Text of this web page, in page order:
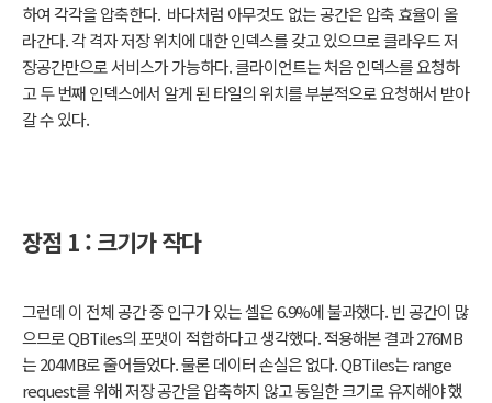
하여 각각을 압축한다. 바다처럼 아무것도 없는 공간은 압축 효율이 올
라간다. 각 격자 저장 위치에 대한 인덱스를 갖고 있으므로 클라우드 저
장공간만으로 서비스가 가능하다. 클라이언트는 처음 인덱스를 요청하
고 두 번째 인덱스에서 알게 된 타일의 위치를 부분적으로 요청해서 받아
갈 수 있다.
장점 1 : 크기가 작다
그런데 이 전체 공간 중 인구가 있는 셀은 6.9%에 불과했다. 빈 공간이 많
으므로 QBTiles의 포맷이 적합하다고 생각했다. 적용해본 결과 276MB
는 204MB로 줄어들었다. 물론 데이터 손실은 없다. QBTiles는 range
request를 위해 저장 공간을 압축하지 않고 동일한 크기로 유지해야 했